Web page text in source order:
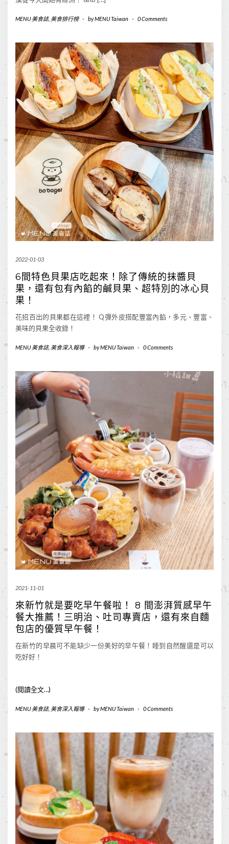
MENU 美食誌, 美食排行榜 - byMENU Taiwan - 0 Comments
2022-01-03
6間特色貝果店吃起來！除了傳統的抹醬貝
果，還有包有內餡的鹹貝果、超特別的冰心貝
果！
花招百出的貝果都在這裡！ Q彈外皮搭配豐富內餡，多元、豐富、
美味的貝果全收錄！
MENU 美食誌, 美食深入報導 - byMENU Taiwan - 0 Comments
2021-11-01
來新竹就是要吃早午餐啦！ 8 間澎湃質感早午
餐大推薦！三明治、吐司專賣店，還有來自麵
包店的優質早午餐！
在新竹的早晨可不能缺少一份美好的早午餐！睡到自然醒還是可以
吃好好！
(閱讀全文…)
MENU 美食誌, 美食深入報導 - byMENU Taiwan - 0 Comments